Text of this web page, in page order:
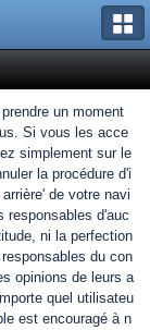
un moment
Si vous les acce
simplement sur le
la procédure d'i
de votre navi
responsables d'auc
ni la perfection
du con
opinions de leurs a
quel utilisateu
est encouragé à n